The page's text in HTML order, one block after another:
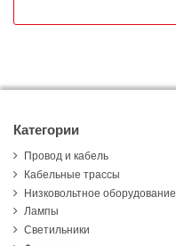
Категории
Провод и кабель
Кабельные трассы
Низковольтное оборудование
Лампы
Светильники